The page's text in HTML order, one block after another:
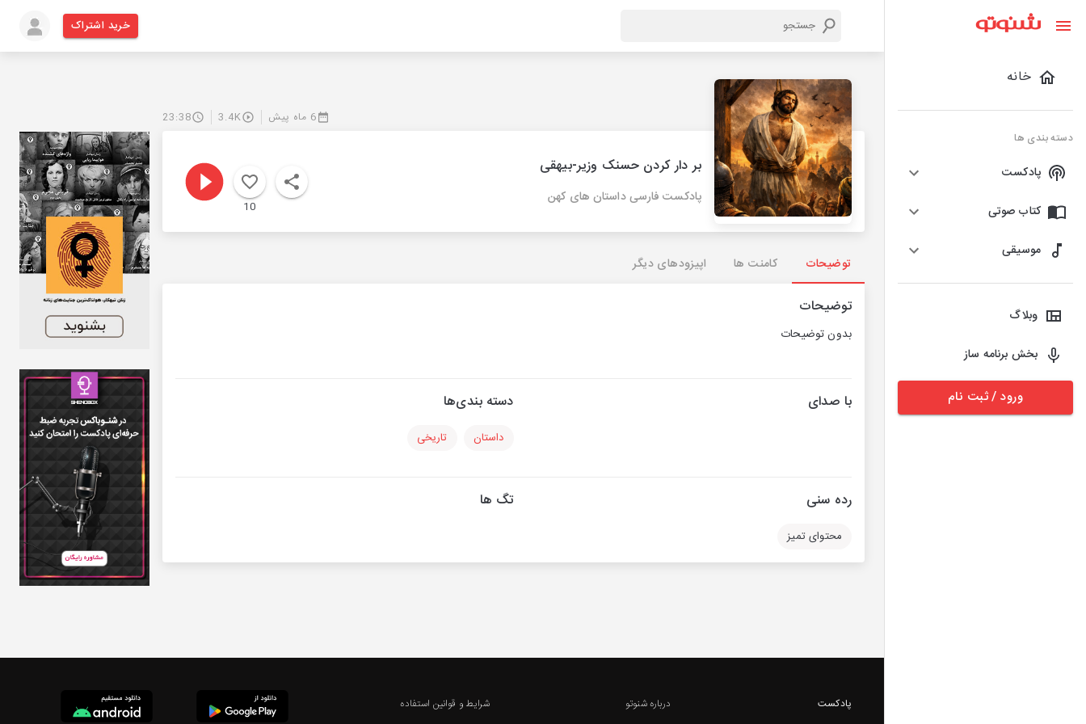
خانه
دسته بندی ها
پادکست
کتاب صوتی
موسیقی
وبلاگ
بخش برنامه ساز
ورود / ثبت نام
خرید اشتراک
6 ماه پیش 3.4K
23:38
بر دار کردن حسنک وزیر-بیهقی
پادکست فارسی داستان های کهن
10
توضیحات کامنت ها اپیزودهای دیگر
توضیحات
بدون توضیحات
با صدای دسته بندی‌ها
داستان تاریخی
رده سنی
محتوای تمیز
تگ ها
پادکست
درباره شنوتو
شرایط و قوانین استفاده